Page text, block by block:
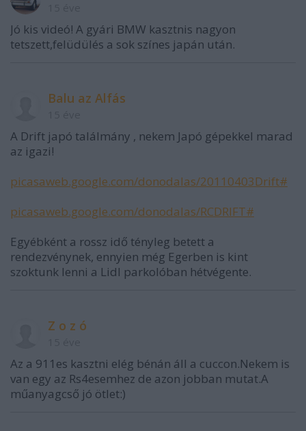
Jó kis videó! A gyári BMW kasztnis nagyon
tetszett,felüdülés a sok színes japán után.
Balu az Alfás
A Drift japó találmány , nekem Japó gépekkel marad
az igazi!
picasaweb.google.com/donodalas/20110403Drift#
picasaweb.google.com/donodalas/RCDRIFT#
Egyébként a rossz idő tényleg betett a
rendezvénynek, ennyien még Egerben is kint
szoktunk lenni a Lidl parkolóban hétvégente.
Z o z ó
Az a 911es kasztni elég bénán áll a cuccon.Nekem is
van egy az Rs4esemhez de azon jobban mutat.A
műanyagcső jó ötlet:)